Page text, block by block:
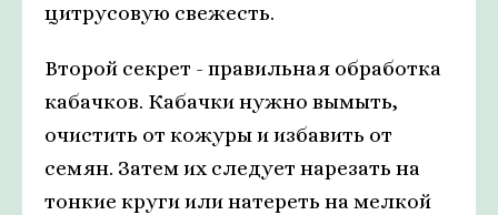
цитрусовую свежесть.
Второй секрет - правильная обработка
кабачков. Кабачки нужно вымыть,
очистить от кожуры и избавить от
семян. Затем их следует нарезать на
тонкие круги или натереть на мелкой